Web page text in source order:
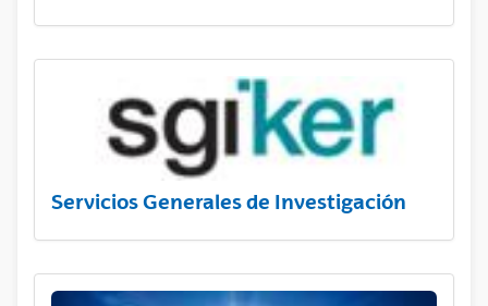
Servicios Generales de Investigación